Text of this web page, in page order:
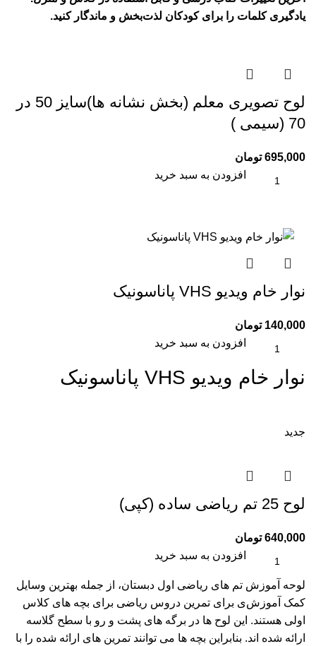
یادگیری کلمات را برای کودکان لذت‌بخش و ماندگار کنید.
لوح تصويری معلم (بخش نشانه ها)سایز 50 در
70 (سیمی )
695,000 تومان
افزودن به سبد خرید
نوار خام ویدیو VHS پاناسونیک
140,000 تومان
افزودن به سبد خرید
نوار خام ویدیو VHS پاناسونیک
جدید
لوح 25 تم ریاضی ساده (کپی)
640,000 تومان
افزودن به سبد خرید
لوحه آموزش تم های ریاضی اول دبستان، از جمله بهترین وسایل
کمک آموزش‌ی برای تمرین دروس ریاضی برای بچه های کلاس
اولی هستند. این لوح ها در برگه های پشت و رو با سطح گلاسه
ارائه شده اند. بنابراین بچه ها می توانند تمرین های ارائه شده را با